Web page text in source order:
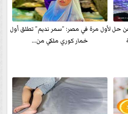
حل لأول مرة في مصر: ”سمر نديم” تطلق أول
خمار كوري ملكي من...